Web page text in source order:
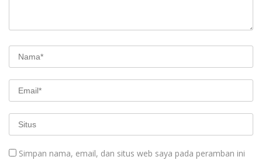
Simpan nama, email, dan situs web saya pada peramban ini